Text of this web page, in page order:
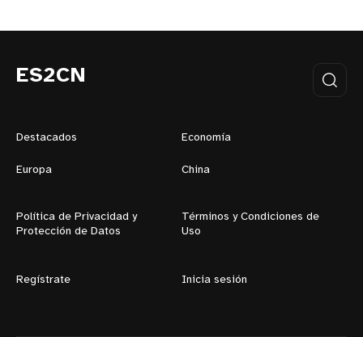
ES2CN
Destacados Economía
Europa China
Política de Privacidad y
Protección de Datos
Términos y Condiciones de
Uso
Regístrate Inicia sesión